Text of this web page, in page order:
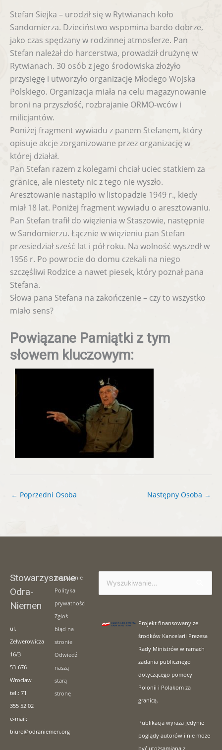
Stefan Siejka – urodził się w Rytwianach koło
Sandomierza. Dzieciństwo wspomina bardo dobrze,
jako czas spędzany w rodzinnej atmosferze. Pan
Stefan należał do harcerstwa, prowadził drużynę w
Rytwianach. 30 osób z jego środowiska złożyło
przysięgę i utworzyło organizację Młodego Wojska
Polskiego. Organizacja miała na celu magazynowanie
broni na przyszłość, rozbrajanie ORMO-wców i
milicjantów.
Poniżej fragment wywiadu z panem Stefanem, który
opisuje akcje zorganizowane przez organizację w
której działał.
Pan Stefan razem z kolegami chciał uciec statkiem za
granicę, ale niestety nic z tego nie wyszło.
Aresztowanie nastąpiło w listopadzie 1949 r., kiedy
miał 18 lat. Poniżej fragment wywiadu o aresztowaniu.
Pan Stefan trafił do więzienia w Staszowie, następnie
w Sandomierzu. Łącznie w więzieniu pan Stefan
przesiedział sześć lat i pół roku. Na wolność wyszedł w
1956 r. Po powrocie do domu czekali na niego
szczęśliwi Rodzice a nawet piesek, który poznał pana
Stefana.
Słowa pana Stefana na zakończenie – czy to wszystko
miało sens?
Powiązane Pamiątki z tym
słowem kluczowym:
← Poprzedni Osoba Następny Osoba →
Stowarzyszenie
Odra-
Niemen
ul.
Zelwerowicza
16/3
53-676
Wrocław
tel.: 71
355 52 02
e-mail:
biuro@odraniemen.org
Logowanie
Polityka
prywatności
Zgłoś
błąd na
stronie
Odwiedź
naszą
starą
stronę
Szukaj
dla:
Projekt finansowany ze
środków Kancelarii Prezesa
Rady Ministrów w ramach
zadania publicznego
dotyczącego pomocy
Polonii i Polakom za
granicą.
Publikacja wyraża jedynie
poglądy autorów i nie może
być utożsamiana z